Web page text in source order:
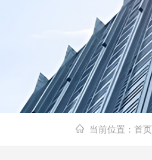
当前位置： 首页